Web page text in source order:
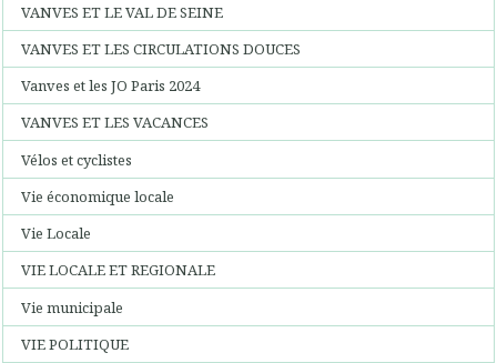
VANVES ET LE VAL DE SEINE
VANVES ET LES CIRCULATIONS DOUCES
Vanves et les JO Paris 2024
VANVES ET LES VACANCES
Vélos et cyclistes
Vie économique locale
Vie Locale
VIE LOCALE ET REGIONALE
Vie municipale
VIE POLITIQUE